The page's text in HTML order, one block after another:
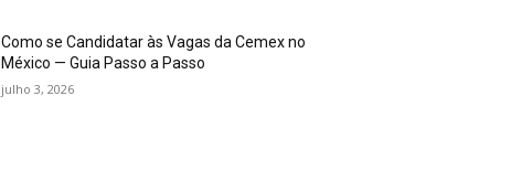
Como se Candidatar às Vagas da Cemex no
México — Guia Passo a Passo
julho 3, 2026